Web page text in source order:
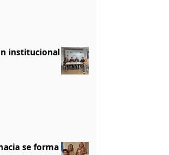
institucional
se forma